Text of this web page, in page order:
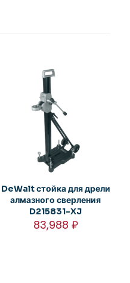
DeWalt стойка для дрели
алмазного сверления
D215831-XJ
83,988 ₽